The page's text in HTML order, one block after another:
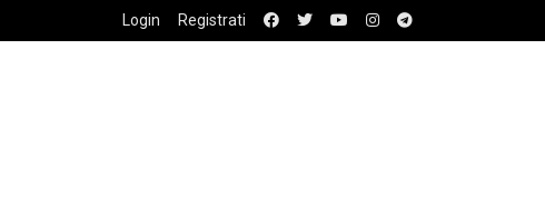
Login Registrati